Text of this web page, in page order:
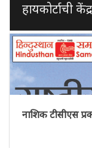
हायकोर्टाची
नाशिक टीसीएस